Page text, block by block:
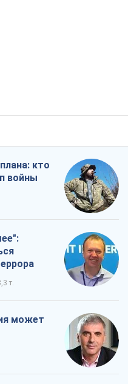
кто
войны
т.
может